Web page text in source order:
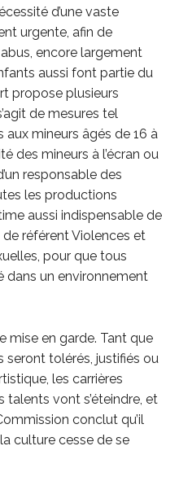
d’une vaste
urgente, afin de
encore largement
aussi font partie du
propose plusieurs
de mesures tel
aux mineurs âgés de 16 à
des mineurs à l’écran ou
responsable des
les productions
aussi indispensable de
référent Violences et
pour que tous
dans un environnement
mise en garde. Tant que
tolérés, justifiés ou
les carrières
talents vont s’éteindre, et
conclut qu’il
culture cesse de se